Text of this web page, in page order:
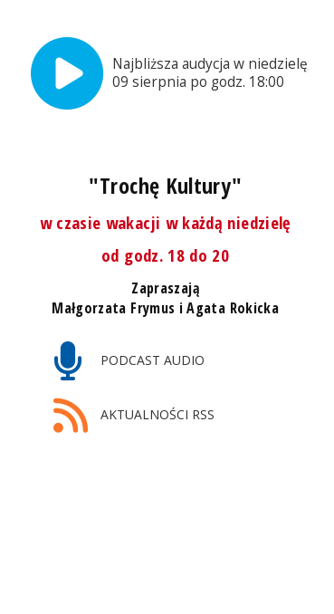
Najbliższa audycja w niedzielę,
09 sierpnia po godz. 18:00
"Trochę Kultury"
w czasie wakacji w każdą niedzielę
od godz. 18 do 20
Zapraszają
Małgorzata Frymus i Agata Rokicka
PODCAST AUDIO
AKTUALNOŚCI RSS